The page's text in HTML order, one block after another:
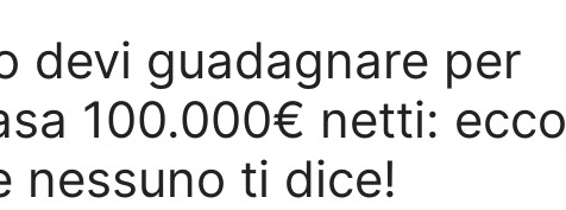
devi guadagnare per
100.000€ netti: ecco
nessuno ti dice!